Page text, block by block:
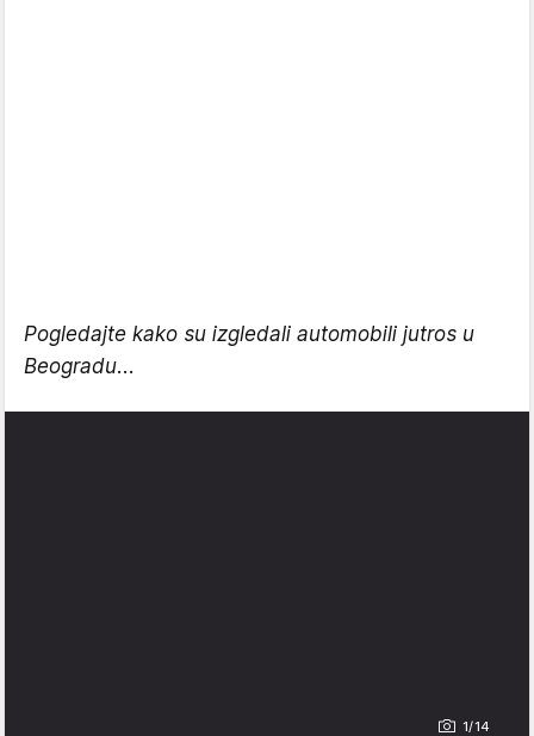
Pogledajte kako su izgledali automobili jutros u
Beogradu...
1/14